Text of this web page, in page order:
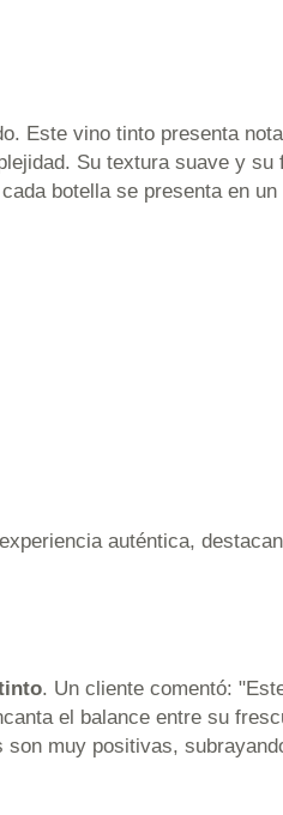
Este vino tinto presenta
Su textura suave y
botella se presenta en
auténtica,
. Un cliente comentó:
el balance entre su
muy positivas,